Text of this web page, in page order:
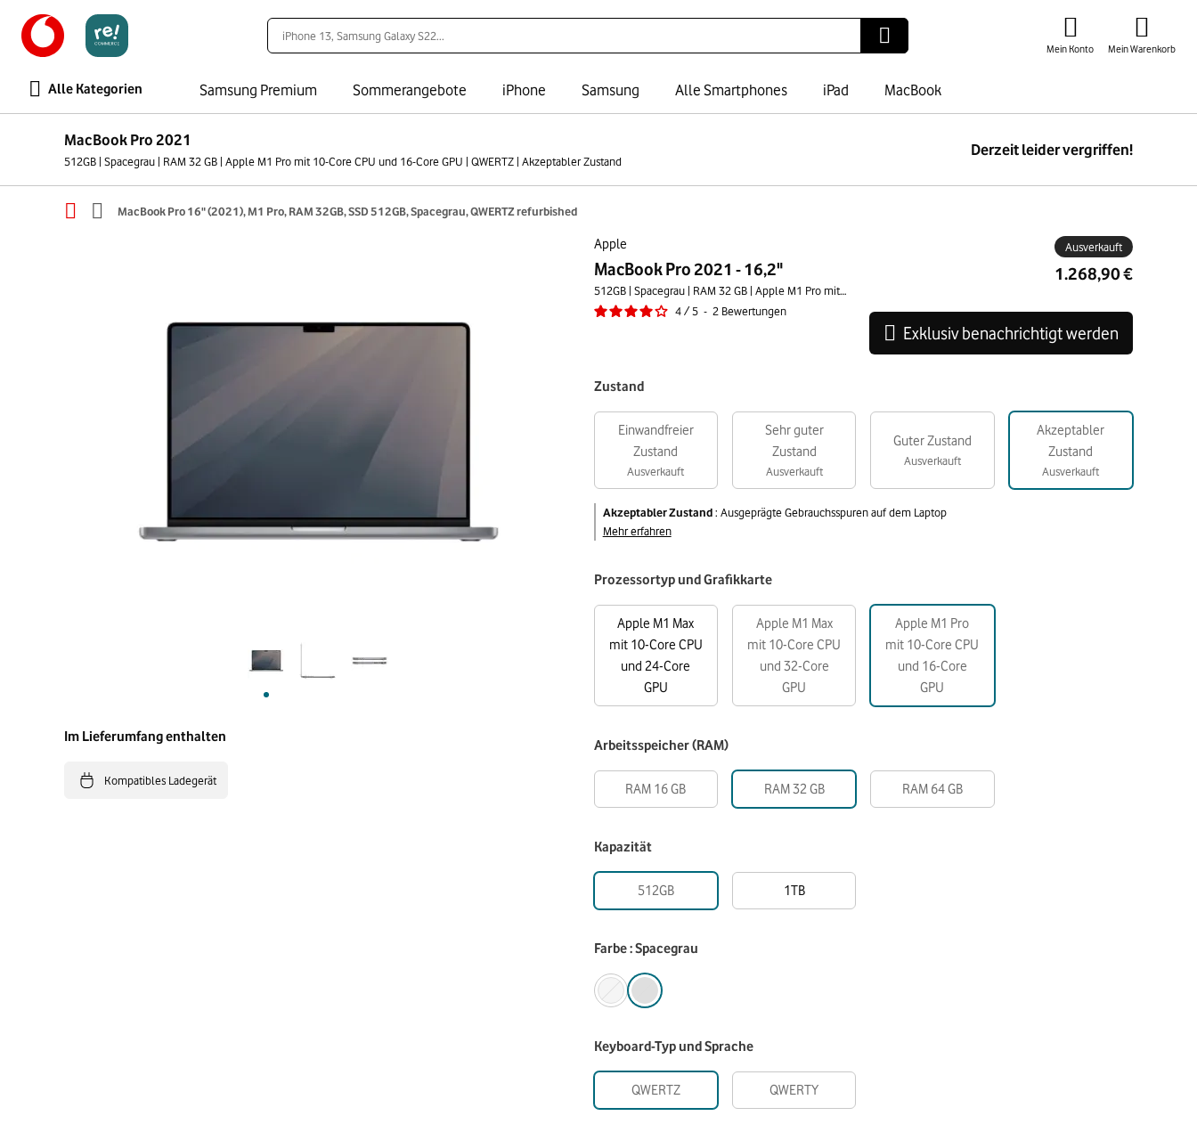
Mein Konto Mein Warenkorb
Alle Kategorien Samsung Premium Sommerangebote iPhone Samsung Alle Smartphones iPad MacBook
MacBook Pro 2021
512GB | Spacegrau | RAM 32 GB | Apple M1 Pro mit 10-Core CPU und 16-Core GPU | QWERTZ | Akzeptabler Zustand
Derzeit leider vergriffen!
MacBook Pro 16" (2021), M1 Pro, RAM 32GB, SSD 512GB, Spacegrau, QWERTZ refurbished
Apple
MacBook Pro 2021 - 16,2"
512GB | Spacegrau | RAM 32 GB | Apple M1 Pro mit 10-Core CPU und 16-Core GPU | QWERTZ | Akzeptabler Zustand
4 / 5 - 2 Bewertungen
Ausverkauft
Im Lieferumfang enthalten
Kompatibles Ladegerät
1.268,90 €
Exklusiv benachrichtigt werden
Zustand
Einwandfreier
Zustand
Ausverkauft
Sehr guter
Zustand
Ausverkauft
Guter Zustand
Ausverkauft
Akzeptabler
Zustand
Ausverkauft
Akzeptabler Zustand: Ausgeprägte Gebrauchsspuren auf dem Laptop
Mehr erfahren
Prozessortyp und Grafikkarte
Apple M1 Max
mit 10-Core CPU
und 24-Core
GPU
Apple M1 Max
mit 10-Core CPU
und 32-Core
GPU
Apple M1 Pro
mit 10-Core CPU
und 16-Core
GPU
Arbeitsspeicher (RAM)
RAM 16 GB RAM 32 GB RAM 64 GB
Kapazität
512GB 1TB
Farbe : Spacegrau
Keyboard-Typ und Sprache
QWERTZ QWERTY